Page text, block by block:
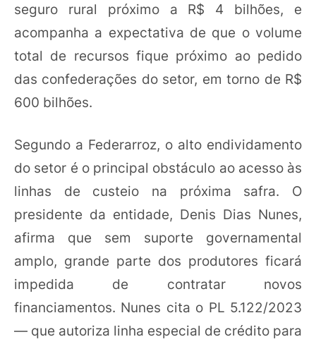
seguro rural próximo a R$ 4 bilhões, e
acompanha a expectativa de que o volume
total de recursos fique próximo ao pedido
das confederações do setor, em torno de R$
600 bilhões.
Segundo a Federarroz, o alto endividamento
do setor é o principal obstáculo ao acesso às
linhas de custeio na próxima safra. O
presidente da entidade, Denis Dias Nunes,
afirma que sem suporte governamental
amplo, grande parte dos produtores ficará
impedida de contratar novos
financiamentos. Nunes cita o PL 5.122/2023
— que autoriza linha especial de crédito para